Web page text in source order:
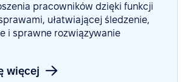
pracowników dzięki funkcji
ułatwiającej śledzenie,
i sprawne rozwiązywanie
więcej